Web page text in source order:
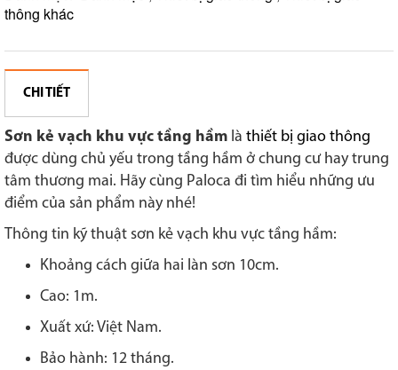
thông khác
CHI TIẾT
Sơn kẻ vạch khu vực tầng hầm là thiết bị giao thông
được dùng chủ yếu trong tầng hầm ở chung cư hay trung
tâm thương mai. Hãy cùng Paloca đi tìm hiểu những ưu
điểm của sản phẩm này nhé!
Thông tin kỹ thuật sơn kẻ vạch khu vực tầng hầm:
Khoảng cách giữa hai làn sơn 10cm.
Cao: 1m.
Xuất xứ: Việt Nam.
Bảo hành: 12 tháng.